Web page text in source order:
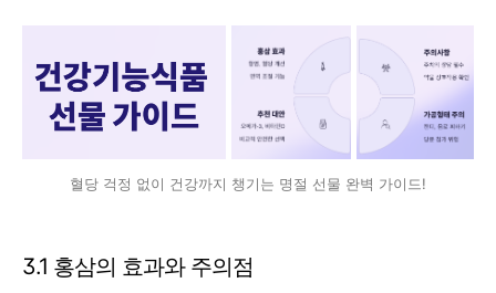
혈당 걱정 없이 건강까지 챙기는 명절 선물 완벽 가이드!
3.1 홍삼의 효과와 주의점